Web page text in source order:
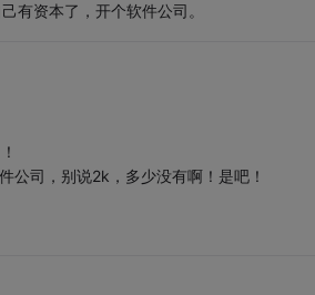
有资本了，开个软件公司。
公司，别说2k，多少没有啊！是吧！